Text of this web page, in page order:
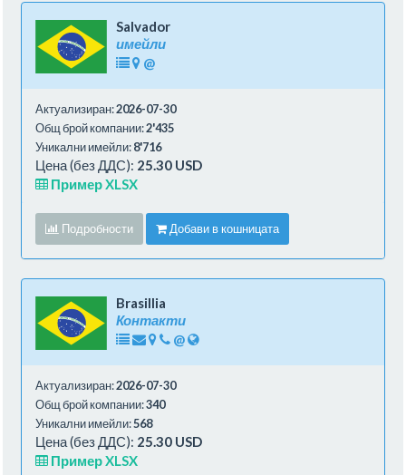
Salvador
имейли
@
Актуализиран:2026-07-30
Общ брой компании:2'435
Уникални имейли:8'716
Цена (без ДДС): 25.30 USD
Пример XLSX
Подробности Добави в кошницата
Brasillia
Контакти
@
Актуализиран:2026-07-30
Общ брой компании:340
Уникални имейли:568
Цена (без ДДС): 25.30 USD
Пример XLSX